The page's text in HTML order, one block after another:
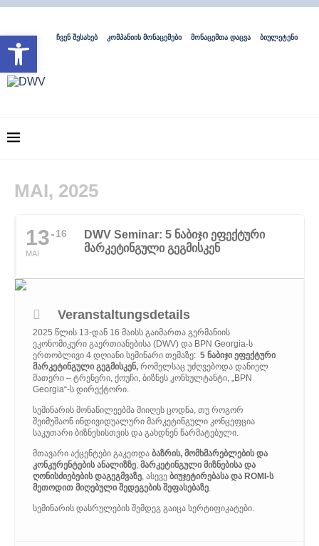
ჩვენ შესახებ კომპანიის მონაცემები მონაცემთა დაცვა ბიულეტენი
MAI, 2025
13
MAI
16
DWV Seminar: 5 ნაბიჯი ეფექტური
მარკეტინგული გეგმისკენ
Veranstaltungsdetails
2025 წლის 13-დან 16 მაისს გაიმართა გერმანიის
ეკონომიკური გაერთიანებისა (DWV) და BPN Georgia-ს
ერთობლივი 4 დღიანი სემინარი თემაზე: 5 ნაბიჯი ეფექტური
მარკეტინგული გეგმისკენ, რომელსაც უძღვებოდა დანიელ
მათერი – ტრენერი, ქოუჩი, ბიზნეს კონსულტანტი, „BPN
Georgia“-ს დირექტორი.
სემინარის მონაწილეებმა მიიღეს ცოდნა, თუ როგორ
შეიმუშაონ ინდივიდუალური მარკეტინგული კონცეფცია
საკუთარი ბიზნესისთვის და გახდნენ წარმატებული.
მთავარი აქცენტები გაკეთდა ბაზრის, მომხმარებლების და
კონკურენტების ანალიზზე, მარკეტინგული მიზნებისა და
ღონისძიებების დაგეგმვაზე, ასევე ბიუჯეტირებასა და ROMI-ს
მეთოდით მიღებული შედეგების შეფასებაზე.
სემინარის დასრულების შემდეგ გაიცა სერტიფიკატები.
Open toolbar